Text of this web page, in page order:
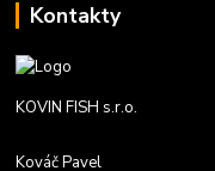
Kontakty
KOVIN FISH s.r.o.
Kováč Pavel